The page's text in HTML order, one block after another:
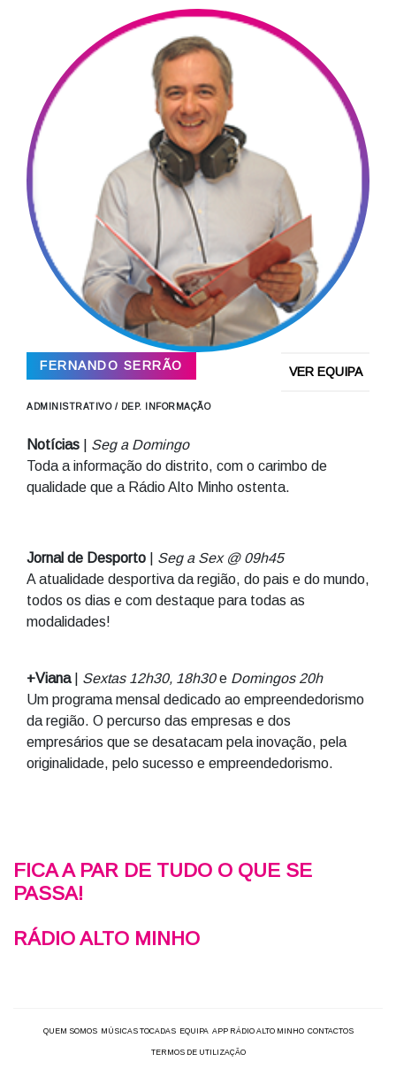
VER EQUIPA
FERNANDO SERRÃO
ADMINISTRATIVO / DEP. INFORMAÇÃO
Notícias
Seg a Domingo
Toda a informação do distrito, com o carimbo de
qualidade que a Rádio Alto Minho ostenta.
Jornal de Desporto
Seg a Sex @ 09h45
A atualidade desportiva da região, do pais e do mundo,
todos os dias e com destaque para todas as
modalidades!
+Viana Sextas 12h30, 18h30e Domingos 20h
Um programa mensal dedicado ao empreendedorismo
da região. O percurso das empresas e dos
empresários que se desatacam pela inovação, pela
originalidade, pelo sucesso e empreendedorismo.
FICA A PAR DE TUDO O QUE SE
PASSA!
RÁDIO ALTO MINHO
QUEM SOMOS MÚSICAS TOCADAS EQUIPA APP RÁDIO ALTO MINHO CONTACTOS
TERMOS DE UTILIZAÇÃO